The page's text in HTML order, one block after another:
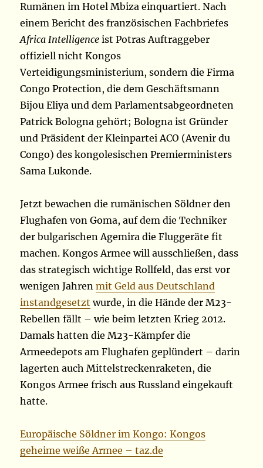
Rumänen im Hotel Mbiza einquartiert. Nach
einem Bericht des französischen Fachbriefes
Africa Intelligence ist Potras Auftraggeber
offiziell nicht Kongos
Verteidigungsministerium, sondern die Firma
Congo Protection, die dem Geschäftsmann
Bijou Eliya und dem Parlaments­abgeordneten
Patrick Bologna gehört; Bologna ist Gründer
und Präsident der Kleinpartei ACO (Avenir du
Congo) des kongolesischen Premierministers
Sama Lukonde.
Jetzt bewachen die rumänischen Söldner den
Flughafen von Goma, auf dem die Techniker
der bulgarischen Agemira die Fluggeräte fit
machen. Kongos Armee will ausschließen, dass
das strategisch wichtige Rollfeld, das erst vor
wenigen Jahrenmit Geld aus Deutschland
instandgesetzt wurde, in die Hände der M23-
Rebellen fällt – wie beim letzten Krieg 2012.
Damals hatten die M23-Kämpfer die
Armeedepots am Flughafen geplündert – darin
lagerten auch Mittelstreckenraketen, die
Kongos Armee frisch aus Russland eingekauft
hatte.
Europäische Söldner im Kongo: Kongos
geheime weiße Armee – taz.de